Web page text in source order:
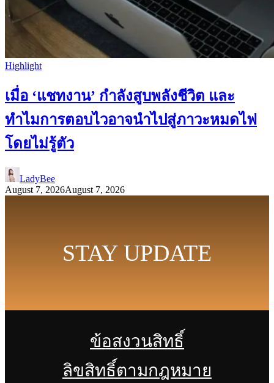
Highlight
เมื่อ ‘แชทงาน’ กำลังสูบพลังชีวิต และ
ทำไมการตอบไวอาจนำไปสู่ภาวะหมดไฟ
โดยไม่รู้ตัว
LadyBee
August 7, 2026August 7, 2026
STAY UPDATE
ข้อสงวนสิทธิ์
ลิขสิทธิ์ตามกฎหมาย